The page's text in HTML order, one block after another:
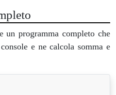
un programma completo che
e ne calcola somma e